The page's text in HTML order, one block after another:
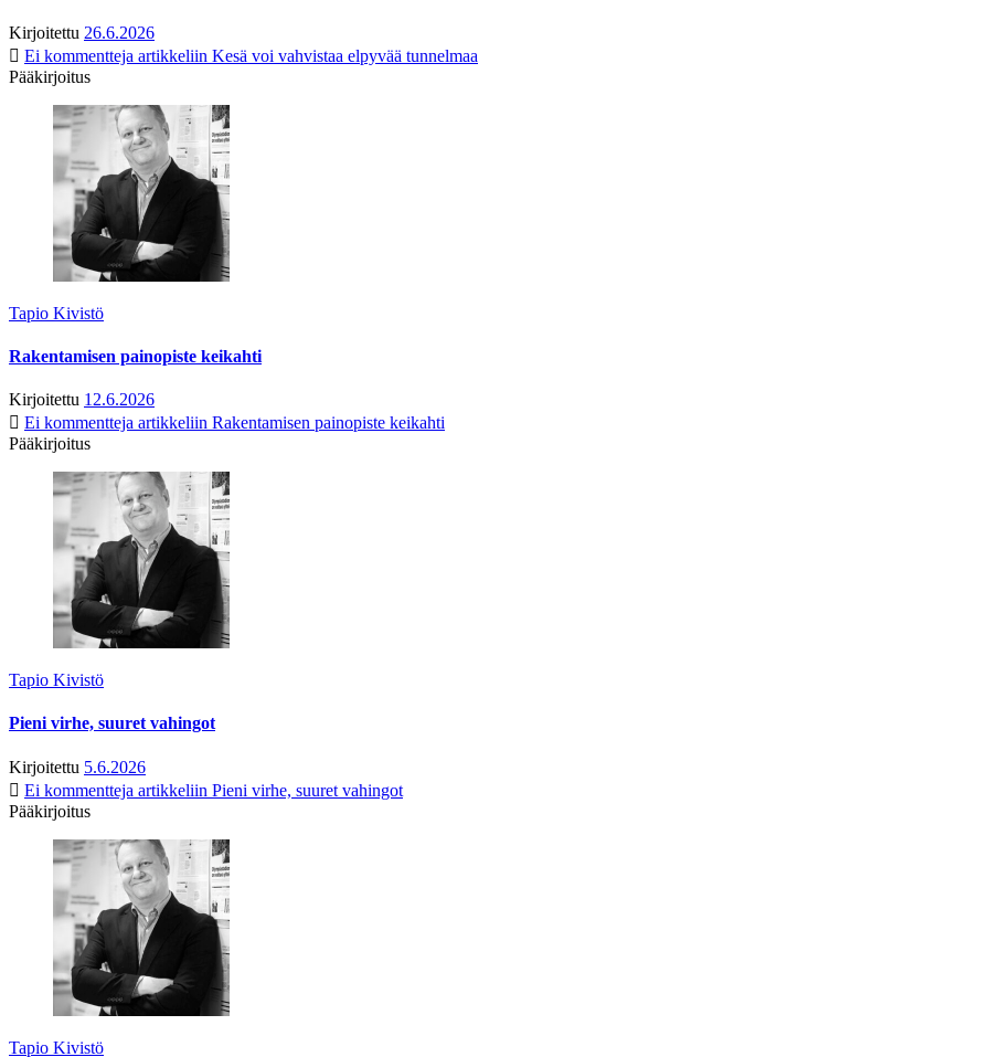
Kirjoitettu 26.6.2026
Ei kommentteja artikkeliin Kesä voi vahvistaa elpyvää tunnelmaa
Pääkirjoitus
Tapio Kivistö
Rakentamisen painopiste keikahti
Kirjoitettu 12.6.2026
Ei kommentteja artikkeliin Rakentamisen painopiste keikahti
Pääkirjoitus
Tapio Kivistö
Pieni virhe, suuret vahingot
Kirjoitettu 5.6.2026
Ei kommentteja artikkeliin Pieni virhe, suuret vahingot
Pääkirjoitus
Tapio Kivistö